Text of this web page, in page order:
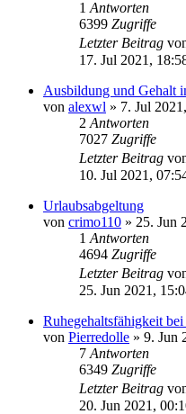
1 Antworten
6399 Zugriffe
Letzter Beitrag
17. Jul 2021,
Ausbildung und Gehalt
von alexwl » 7. Jul
2 Antworten
7027 Zugriffe
Letzter Beitrag
10. Jul 2021,
Urlaubsabgeltung
von crimo110 » 25. Jun
1 Antworten
4694 Zugriffe
Letzter Beitrag
25. Jun 2021,
Ruhegehaltsfähigkeit
von Pierredolle » 9. Jun
7 Antworten
6349 Zugriffe
Letzter Beitrag
20. Jun 2021,